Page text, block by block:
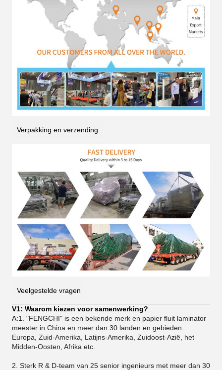
Verpakking en verzending
Veelgestelde vragen
V1: Waarom kiezen voor samenwerking?
A:1. "FENGCHI" is een bekende merk en papier fluit laminator
meester in China en meer dan 30 landen en gebieden.
Europa, Zuid-Amerika, Latijns-Amerika, Zuidoost-Azië, het
Midden-Oosten, Afrika etc.
2. Sterk R & D-team van 25 senior ingenieurs met meer dan 30